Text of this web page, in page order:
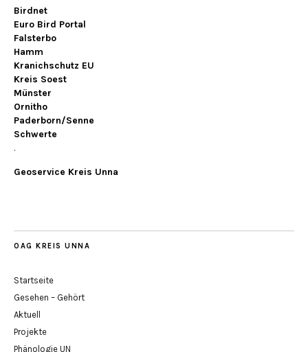
Birdnet
Euro Bird Portal
Falsterbo
Hamm
Kranichschutz EU
Kreis Soest
Münster
Ornitho
Paderborn/Senne
Schwerte
.
Geoservice Kreis Unna
OAG KREIS UNNA
Startseite
Gesehen – Gehört
Aktuell
Projekte
Phänologie UN